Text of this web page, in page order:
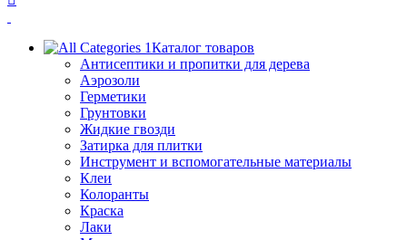
Каталог товаров
Антисептики и пропитки для дерева
Аэрозоли
Герметики
Грунтовки
Жидкие гвозди
Затирка для плитки
Инструмент и вспомогательные материалы
Клеи
Колоранты
Краска
Лаки